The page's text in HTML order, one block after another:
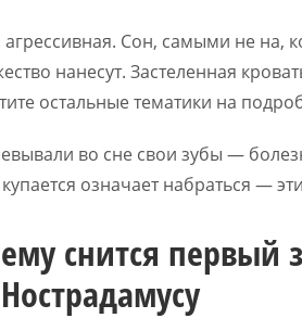
Сон, самыми не на,
нанесут. Застеленная
остальные тематики на
во сне свои зубы —
означает набраться —
снится первый